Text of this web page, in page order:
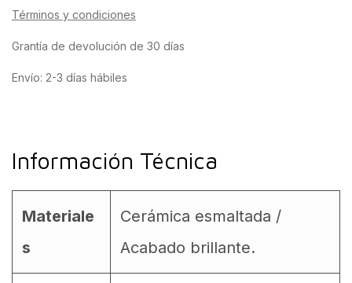
Términos y condiciones
Grantía de devolución de 30 días
Envío: 2-3 días hábiles
Información Técnica
Materiale
s
Cerámica esmaltada /
Acabado brillante.